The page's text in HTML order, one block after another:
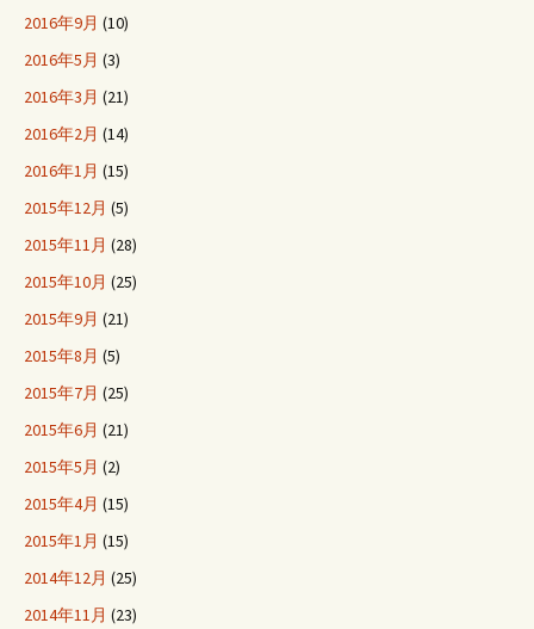
2016年9月 (10)
2016年5月 (3)
2016年3月 (21)
2016年2月 (14)
2016年1月 (15)
2015年12月 (5)
2015年11月 (28)
2015年10月 (25)
2015年9月 (21)
2015年8月 (5)
2015年7月 (25)
2015年6月 (21)
2015年5月 (2)
2015年4月 (15)
2015年1月 (15)
2014年12月 (25)
2014年11月 (23)